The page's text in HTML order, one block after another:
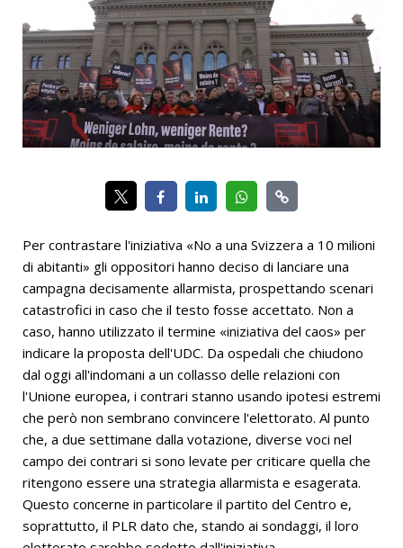
Per contrastare l'iniziativa «No a una Svizzera a 10 milioni
di abitanti» gli oppositori hanno deciso di lanciare una
campagna decisamente allarmista, prospettando scenari
catastrofici in caso che il testo fosse accettato. Non a
caso, hanno utilizzato il termine «iniziativa del caos» per
indicare la proposta dell'UDC. Da ospedali che chiudono
dal oggi all'indomani a un collasso delle relazioni con
l'Unione europea, i contrari stanno usando ipotesi estremi
che però non sembrano convincere l'elettorato. Al punto
che, a due settimane dalla votazione, diverse voci nel
campo dei contrari si sono levate per criticare quella che
ritengono essere una strategia allarmista e esagerata.
Questo concerne in particolare il partito del Centro e,
soprattutto, il PLR dato che, stando ai sondaggi, il loro